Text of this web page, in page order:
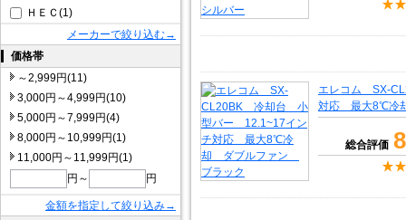
ＨＥＣ(1)
メーカーで絞り込む→
価格帯
～2,999円(11)
3,000円～4,999円(10)
5,000円～7,999円(4)
8,000円～10,999円(1)
11,000円～11,999円(1)
円～
円
金額を指定して絞り込み→
エレコム SX-
対応 最大8℃冷
総合評価